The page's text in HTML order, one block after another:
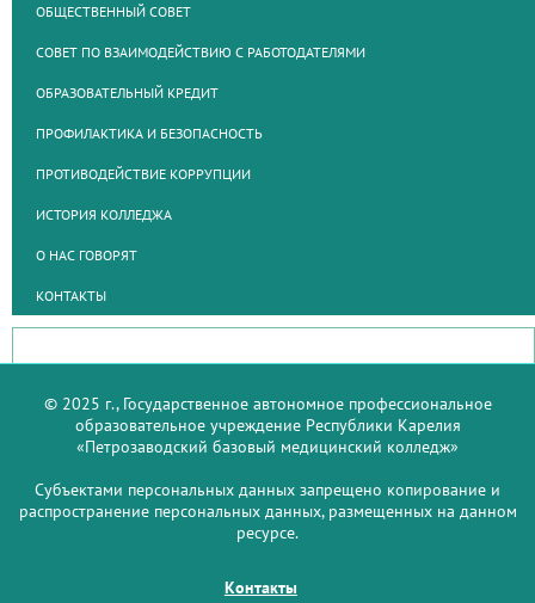
ОБЩЕСТВЕННЫЙ СОВЕТ
СОВЕТ ПО ВЗАИМОДЕЙСТВИЮ С РАБОТОДАТЕЛЯМИ
ОБРАЗОВАТЕЛЬНЫЙ КРЕДИТ
ПРОФИЛАКТИКА И БЕЗОПАСНОСТЬ
ПРОТИВОДЕЙСТВИЕ КОРРУПЦИИ
ИСТОРИЯ КОЛЛЕДЖА
О НАС ГОВОРЯТ
КОНТАКТЫ
© 2025 г., Государственное автономное профессиональное
образовательное учреждение Республики Карелия
«Петрозаводский базовый медицинский колледж»
Субъектами персональных данных запрещено копирование и
распространение персональных данных, размещенных на данном
ресурсе.
Контакты